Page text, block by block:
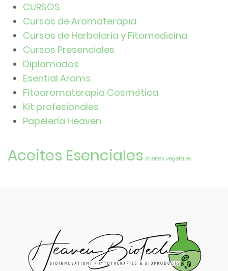
CURSOS
Cursos de Aromaterapia
Cursos de Herbolaria y Fitomedicina
Cursos Presenciales
Diplomados
Esential Aroms
Fitoaromaterapia Cosmética
Kit profesionales
Papelería Heaven
Aceites Esenciales Aceites vegetales